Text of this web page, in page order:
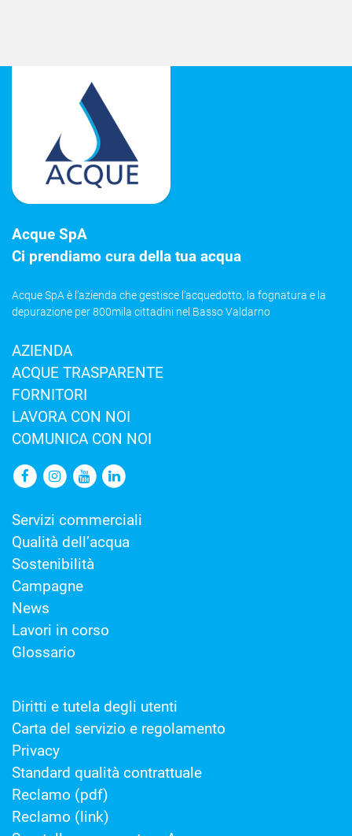
Acque SpA
Ci prendiamo cura della tua acqua
Acque SpA è l’azienda che gestisce l’acquedotto, la fognatura e la
depurazione per 800mila cittadini nel Basso Valdarno
AZIENDA
ACQUE TRASPARENTE
FORNITORI
LAVORA CON NOI
COMUNICA CON NOI
Servizi commerciali
Qualità dell’acqua
Sostenibilità
Campagne
News
Lavori in corso
Glossario
Diritti e tutela degli utenti
Carta del servizio e regolamento
Privacy
Standard qualità contrattuale
Reclamo (pdf)
Reclamo (link)